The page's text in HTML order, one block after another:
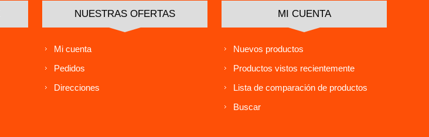
NUESTRAS OFERTAS
Mi cuenta
Pedidos
Direcciones
MI CUENTA
Nuevos productos
Productos vistos recientemente
Lista de comparación de productos
Buscar